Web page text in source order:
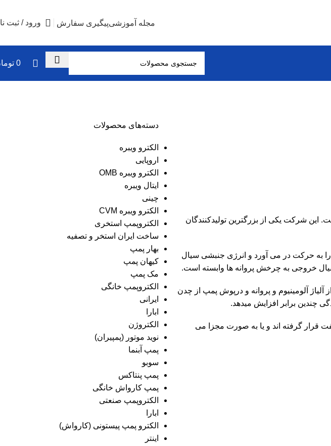
مجله آموزشیپیگیری سفارش ورود / ثبت
0
پرداخت. این شرکت یکی از بزرگترین تولیدکنندگان
به حرکت در می آورد و انرژی جنبشی سیال
خروجی به چرخش پروانه ها وابسته است.
آلومینیوم و پروانه و درپوش پمپ از چدن
قرار گرفته اند و یا به صورت مجزا می
دسته‌های محصولات
الکترو ویبره
اروپایی
الکترو ویبره OMB
ایتال ویبره
چینی
الکترو ویبره CVM
الکتروپمپ استخری
ساخت ایران استخر و تصفیه
بهار پمپ
کیهان پمپ
مک پمپ
الکتروپمپ خانگی
ایرانی
ابارا
الکتروژن
نوید موتور (پمپیران)
پمپ آبنما
سوبو
پمپ پنتاکس
پمپ کارواش خانگی
الکتروپمپ صنعتی
ابارا
الکترو پمپ پیستونی (کارواش)
اینتر